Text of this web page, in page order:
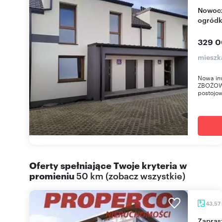
Nowoczesne 3-pokojowe mieszkanie z
329
Nowa
Oferty spełniające Twoje kryteria w
promieniu50 km (zobacz wszystkie)
43,57